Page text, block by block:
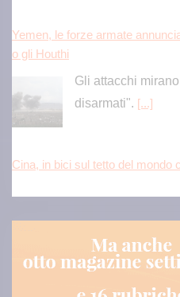
Yemen, le forze armate
o gli Houthi
Gli attacchi
disarmati". [...]
Cina, in bici sul tetto del mondo